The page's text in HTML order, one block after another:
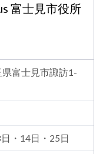
富士見市役所
富士見市諏訪1-
・14日・25日